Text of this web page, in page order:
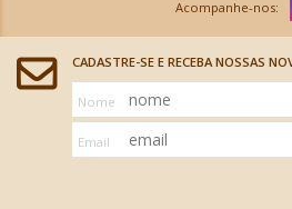
CADASTRE-SE E RECEBA NOSSAS
Nome
Email